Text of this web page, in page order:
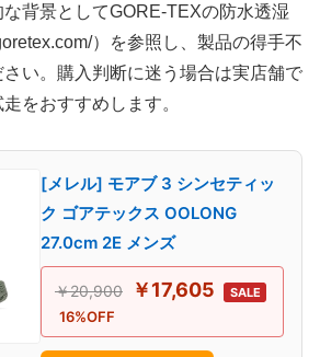
背景としてGORE-TEXの防水透湿
）を参照し、製品の得手不
い。購入判断に迷う場合は実店舗で
をおすすめします。
[メレル] モアブ 3 シンセティッ
ク ゴアテックス OOLONG
27.0cm 2E メンズ
￥20,900 ￥17,605 SALE
16%OFF